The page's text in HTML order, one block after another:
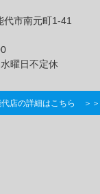
市南元町1-41
曜日不定休
代店の詳細はこちら ＞＞